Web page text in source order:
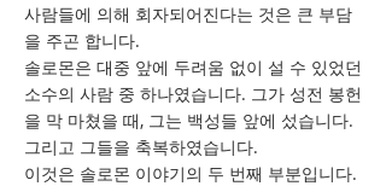
사람들에 의해 회자되어진다는 것은 큰 부담
을 주곤 합니다.
솔로몬은 대중 앞에 두려움 없이 설 수 있었던
소수의 사람 중 하나였습니다. 그가 성전 봉헌
을 막 마쳤을 때, 그는 백성들 앞에 섰습니다.
그리고 그들을 축복하였습니다.
이것은 솔로몬 이야기의 두 번째 부분입니다.